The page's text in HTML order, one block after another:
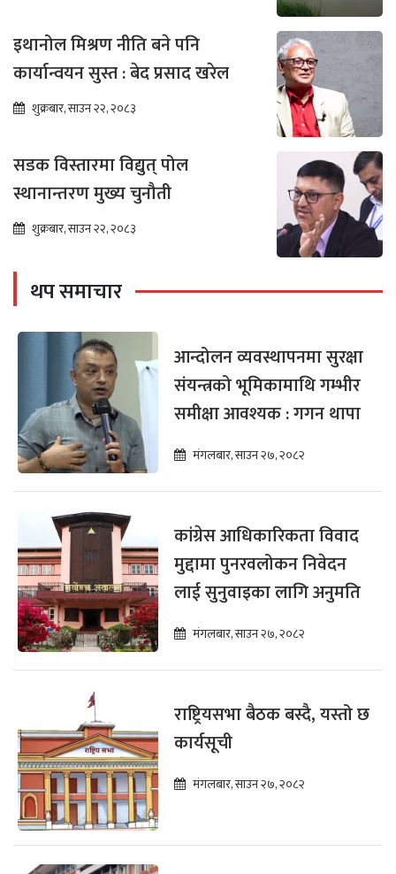
इथानोल मिश्रण नीति बने पनि
कार्यान्वयन सुस्त : बेद प्रसाद खरेल
शुक्रबार, साउन २२, २०८३
सडक विस्तारमा विद्युत् पोल
स्थानान्तरण मुख्य चुनौती
शुक्रबार, साउन २२, २०८३
थप समाचार
आन्दोलन व्यवस्थापनमा सुरक्षा
संयन्त्रको भूमिकामाथि गम्भीर
समीक्षा आवश्यक : गगन थापा
मंगलबार, साउन २७, २०८२
कांग्रेस आधिकारिकता विवाद
मुद्दामा पुनरवलोकन निवेदन
लाई सुनुवाइका लागि अनुमति
मंगलबार, साउन २७, २०८२
राष्ट्रियसभा बैठक बस्दै, यस्तो छ
कार्यसूची
मंगलबार, साउन २७, २०८२